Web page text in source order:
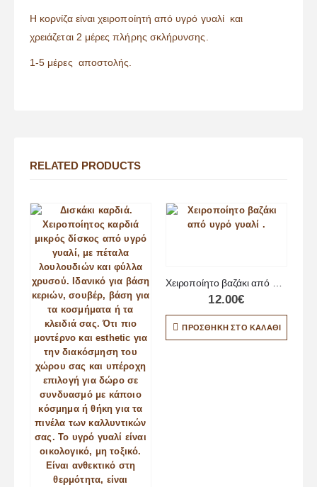
Η κορνίζα είναι χειροποίητή από υγρό γυαλί και
χρειάζεται 2 μέρες πλήρης σκλήρυνσης.
1-5 μέρες αποστολής.
RELATED PRODUCTS
12.00€
ΠΡΟΣΘΉΚΗ ΣΤΟ ΚΑΛΆΘΙ